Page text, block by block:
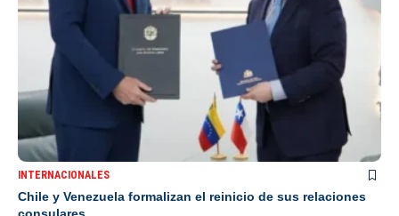
INTERNACIONALES
Chile y Venezuela formalizan el reinicio de sus relaciones